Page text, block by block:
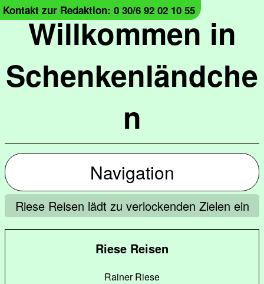
Willkommen in
Schenkenländche
n
Kontakt zur Redaktion: 0 30/6 92 02 10 55
Navigation
Riese Reisen lädt zu verlockenden Zielen ein
Riese Reisen
Rainer Riese